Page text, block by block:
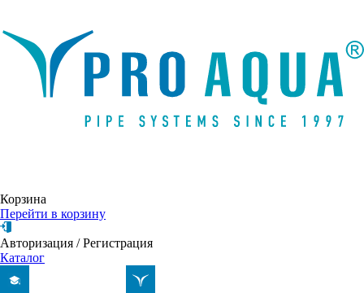
Корзина
Перейти в корзину
Авторизация /Регистрация
Каталог